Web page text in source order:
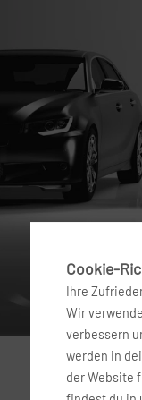
Cookie-
Ihre
Wir
verbessern
werden in
der Website